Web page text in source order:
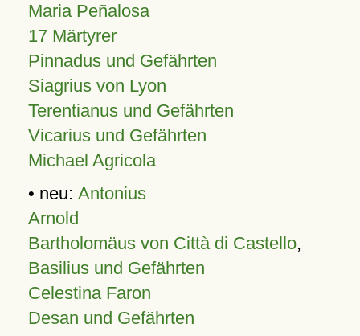
Maria Peñalosa
17 Märtyrer
Pinnadus und Gefährten
Siagrius von Lyon
Terentianus und Gefährten
Vicarius und Gefährten
Michael Agricola
• neu: Antonius
Arnold
Bartholomäus von Città di Castello,
Basilius und Gefährten
Celestina Faron
Desan und Gefährten